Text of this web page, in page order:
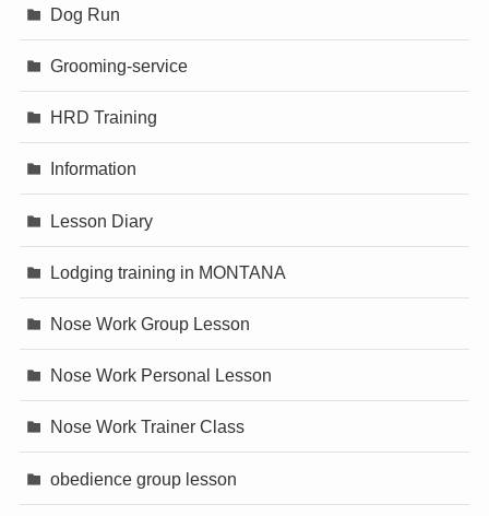
Dog Run
Grooming-service
HRD Training
Information
Lesson Diary
Lodging training in MONTANA
Nose Work Group Lesson
Nose Work Personal Lesson
Nose Work Trainer Class
obedience group lesson